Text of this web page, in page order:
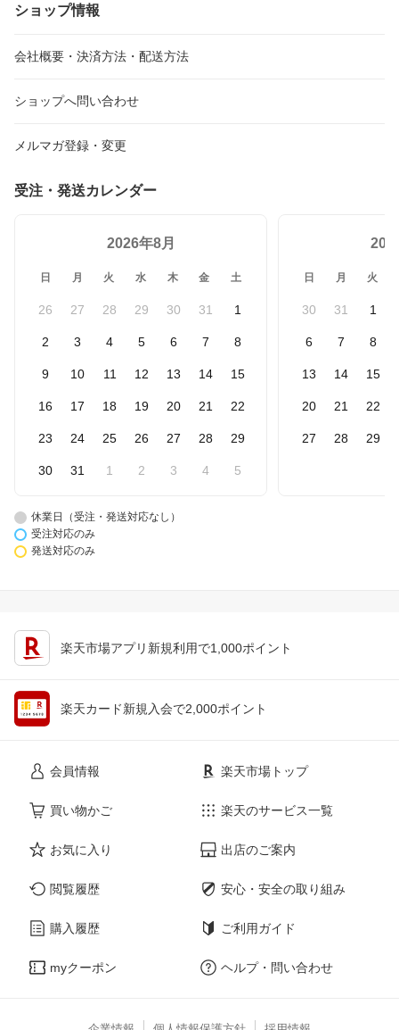
ショップ情報
会社概要・決済方法・配送方法
ショップへ問い合わせ
メルマガ登録・変更
受注・発送カレンダー
2026年8月
日 月 火 水 木 金 土
26 27 28 29 30 31 1
2 3 4 5 6 7 8
9 10 11 12 13 14 15
16 17 18 19 20 21 22
23 24 25 26 27 28 29
30 31 1 2 3 4 5
日 月 火
30 31 1
6 7 8
13 14 15
20 21 22
27 28 29
休業日（受注・発送対応なし）
受注対応のみ
発送対応のみ
楽天市場アプリ新規利用で1,000ポイント
楽天カード新規入会で2,000ポイント
会員情報
買い物かご
お気に入り
閲覧履歴
購入履歴
myクーポン
楽天市場トップ
楽天のサービス一覧
出店のご案内
安心・安全の取り組み
ご利用ガイド
ヘルプ・問い合わせ